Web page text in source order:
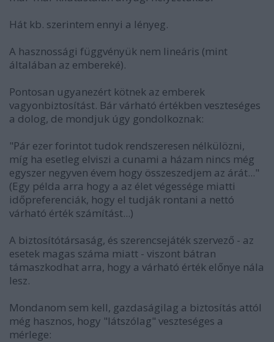
Hát kb. szerintem ennyi a lényeg.
A hasznossági függvényük nem lineáris (mint
általában az embereké).
Pontosan ugyanezért kötnek az emberek
vagyonbiztosítást. Bár várható értékben veszteséges
a dolog, de mondjuk úgy gondolkoznak:
"Pár ezer forintot tudok rendszeresen nélkülözni,
míg ha esetleg elviszi a cunami a házam nincs még
egyszer negyven évem hogy összeszedjem az árát..."
(Egy példa arra hogy a az élet végessége miatti
időpreferenciák, hogy el tudják rontani a nettó
várható érték számítást...)
A biztosítótársaság, és szerencsejáték szervező - az
esetek magas száma miatt - viszont bátran
támaszkodhat arra, hogy a várható érték előnye nála
lesz.
Mondanom sem kell, gazdaságilag a biztosítás attól
még hasznos, hogy "látszólag" veszteséges a
mérlege: